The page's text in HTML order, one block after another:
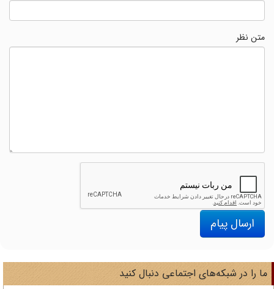
متن نظر
ارسال پیام
را در شبکه‌های اجتماعی دنبال کنید